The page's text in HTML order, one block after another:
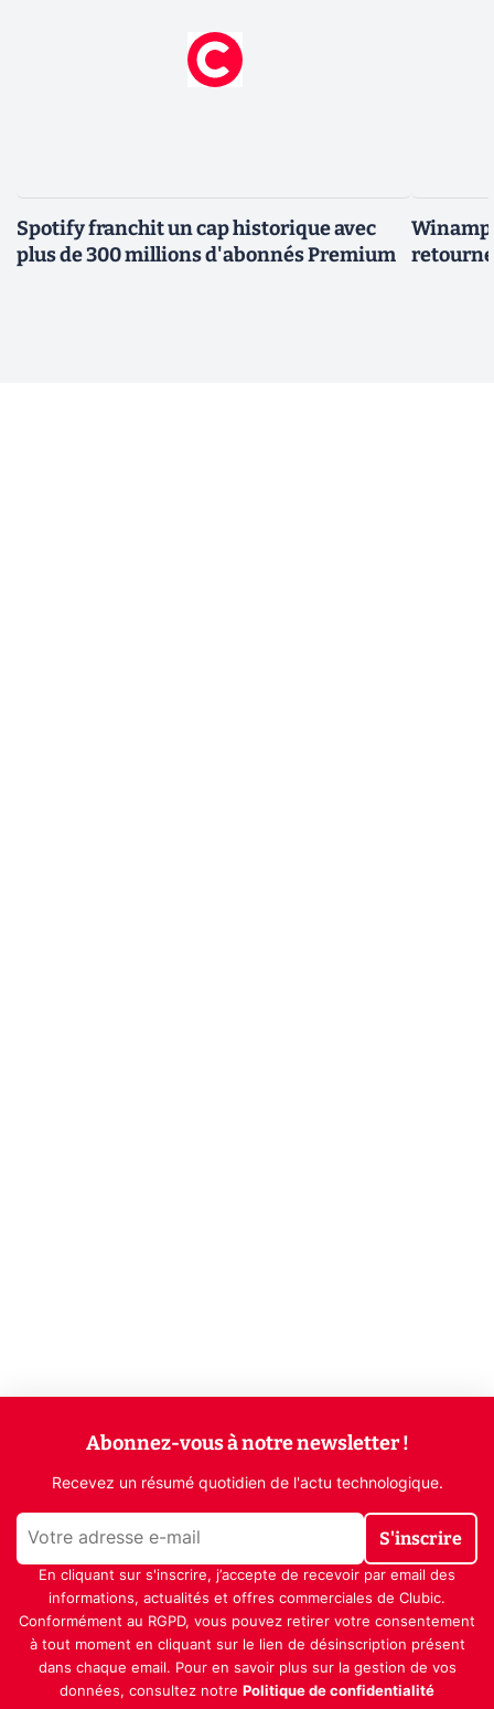
Spotify franchit un cap historique avec
plus de 300 millions d'abonnés Premium
retourne
Abonnez-vous à notre newsletter !
Recevez un résumé quotidien de l'actu technologique.
S'inscrire
En cliquant sur s'inscrire, j’accepte de recevoir par email des
informations, actualités et offres commerciales de Clubic.
Conformément au RGPD, vous pouvez retirer votre consentement
à tout moment en cliquant sur le lien de désinscription présent
dans chaque email. Pour en savoir plus sur la gestion de vos
données, consultez notre Politique de confidentialité